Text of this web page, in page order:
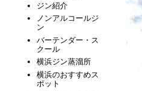
ジン紹介
ノンアルコールジ
ン
バーテンダー・ス
クール
横浜ジン蒸溜所
横浜のおすすめス
ポット